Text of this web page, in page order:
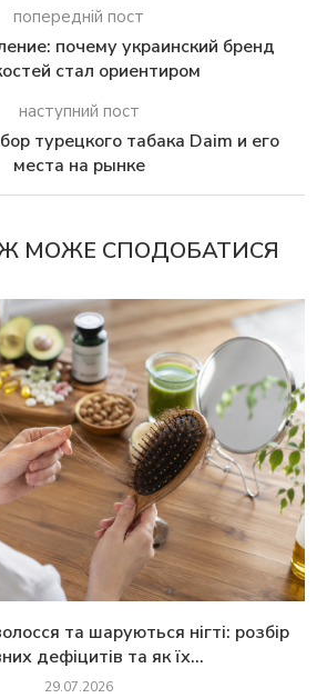
попередній пост
почему украинский бренд
стал ориентиром
наступний пост
турецкого табака Daim и его
места на рынке
МОЖЕ СПОДОБАТИСЯ
та шаруються нігті: розбір
дефіцитів та як їх...
29.07.2026